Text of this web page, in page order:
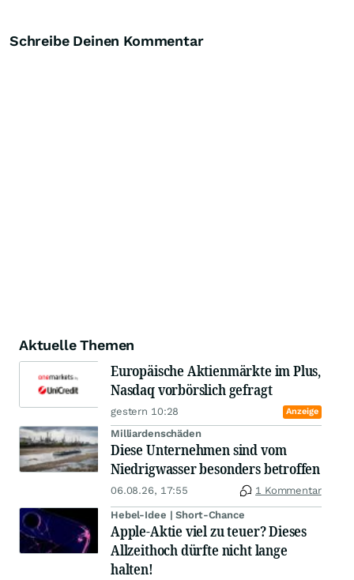
Schreibe Deinen Kommentar
Aktuelle Themen
Europäische Aktienmärkte im Plus,
Nasdaq vorbörslich gefragt
gestern 10:28 Anzeige
Milliardenschäden
Diese Unternehmen sind vom
Niedrigwasser besonders betroffen
06.08.26, 17:55 1 Kommentar
Hebel-Idee | Short-Chance
Apple-Aktie viel zu teuer? Dieses
Allzeithoch dürfte nicht lange
halten!